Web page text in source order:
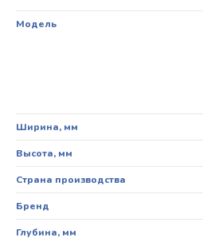
Модель
Ширина, мм
Высота, мм
Страна производства
Бренд
Глубина, мм